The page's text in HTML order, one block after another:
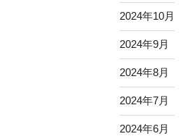
2024年10月
2024年9月
2024年8月
2024年7月
2024年6月